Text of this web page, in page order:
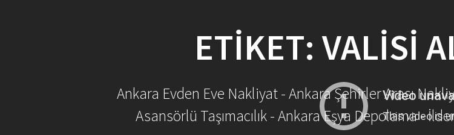
ETIKET: VALISI
Ankara Evden Eve Nakliyat - Ankara Şehirler Arası
Asansörlü Taşımacılık - Ankara Eşya Depolama -